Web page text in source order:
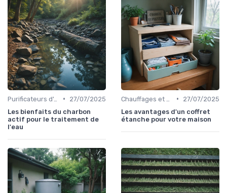
•
27/07/2025
Les bienfaits du charbon
actif pour le traitement de
l'eau
•
27/07/2025
Les avantages d'un coffret
étanche pour votre maison